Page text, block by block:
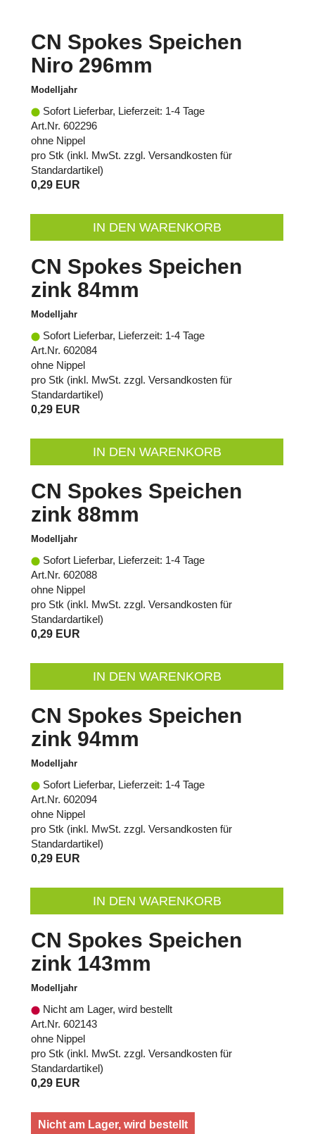
CN Spokes Speichen
Niro 296mm
Modelljahr
Sofort Lieferbar, Lieferzeit: 1-4 Tage
Art.Nr. 602296
ohne Nippel
pro Stk (inkl. MwSt. zzgl. Versandkosten für
Standardartikel)
0,29 EUR
IN DEN WARENKORB
CN Spokes Speichen
zink 84mm
Modelljahr
Sofort Lieferbar, Lieferzeit: 1-4 Tage
Art.Nr. 602084
ohne Nippel
pro Stk (inkl. MwSt. zzgl. Versandkosten für
Standardartikel)
0,29 EUR
IN DEN WARENKORB
CN Spokes Speichen
zink 88mm
Modelljahr
Sofort Lieferbar, Lieferzeit: 1-4 Tage
Art.Nr. 602088
ohne Nippel
pro Stk (inkl. MwSt. zzgl. Versandkosten für
Standardartikel)
0,29 EUR
IN DEN WARENKORB
CN Spokes Speichen
zink 94mm
Modelljahr
Sofort Lieferbar, Lieferzeit: 1-4 Tage
Art.Nr. 602094
ohne Nippel
pro Stk (inkl. MwSt. zzgl. Versandkosten für
Standardartikel)
0,29 EUR
IN DEN WARENKORB
CN Spokes Speichen
zink 143mm
Modelljahr
Nicht am Lager, wird bestellt
Art.Nr. 602143
ohne Nippel
pro Stk (inkl. MwSt. zzgl. Versandkosten für
Standardartikel)
0,29 EUR
Nicht am Lager, wird bestellt